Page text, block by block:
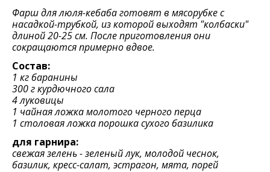
Фарш для люля-кебаба готовят в мясорубке с
насадкой-трубкой, из которой выходят "колбаски"
длиной 20-25 см. После приготовления они
сокращаются примерно вдвое.
Состав:
1 кг баранины
300 г курдючного сала
4 луковицы
1 чайная ложка молотого черного перца
1 столовая ложка порошка сухого базилика
для гарнира:
свежая зелень - зеленый лук, молодой чеснок,
базилик, кресс-салат, эстрагон, мята, порей